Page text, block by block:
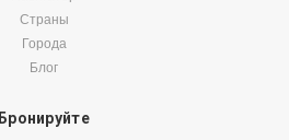
Страны
Города
Блог
Бронируйте